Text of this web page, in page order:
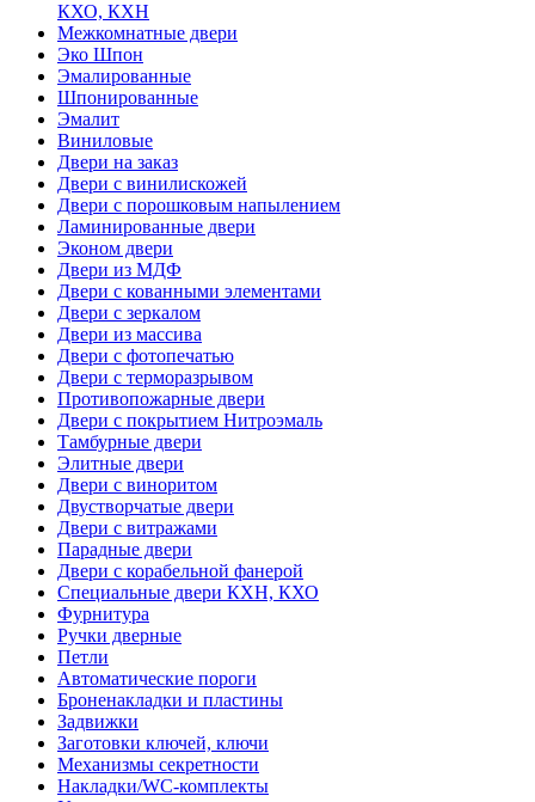
КХО, КХН
Межкомнатные двери
Эко Шпон
Эмалированные
Шпонированные
Эмалит
Виниловые
Двери на заказ
Двери с винилискожей
Двери с порошковым напылением
Ламинированные двери
Эконом двери
Двери из МДФ
Двери с кованными элементами
Двери с зеркалом
Двери из массива
Двери с фотопечатью
Двери с терморазрывом
Противопожарные двери
Двери с покрытием Нитроэмаль
Тамбурные двери
Элитные двери
Двери с виноритом
Двустворчатые двери
Двери с витражами
Парадные двери
Двери с корабельной фанерой
Специальные двери КХН, КХО
Фурнитура
Ручки дверные
Петли
Автоматические пороги
Броненакладки и пластины
Задвижки
Заготовки ключей, ключи
Механизмы секретности
Накладки/WC-комплекты